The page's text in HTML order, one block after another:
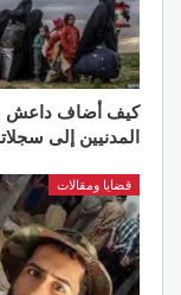
كيف أضاف داعش
المدنيين إلى
قضايا ومقالات